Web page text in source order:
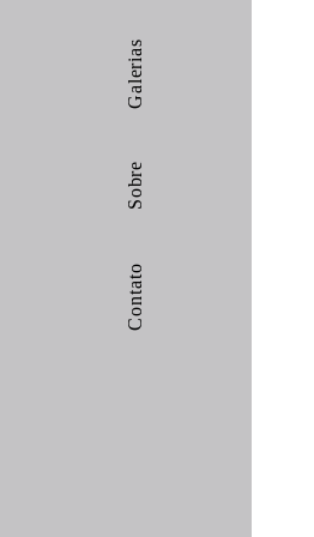
Galerias
Sobre
Contato